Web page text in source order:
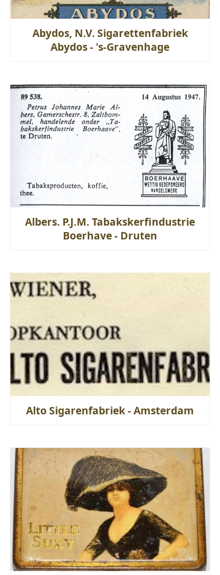
Abydos, N.V. Sigarettenfabriek
Abydos - 's-Gravenhage
Albers. P.J.M. Tabakskerfindustrie
Boerhave - Druten
Alto Sigarenfabriek - Amsterdam